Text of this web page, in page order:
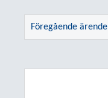
Föregående ärende